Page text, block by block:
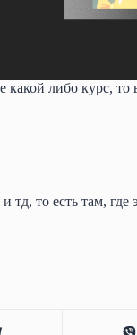
либо курс,
то есть там, где